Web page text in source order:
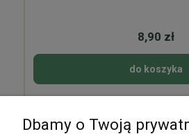
8,90 zł
do koszyka
Dbamy o Twoją